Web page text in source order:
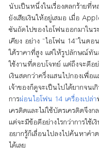
นับเป็นหนึ่งในเรื่องตลกร้ายที่
ยังเสียเงินให้อยู่เสมอ เมื่อ
ซันถัดไปของไอโฟนออกมาในร
เคียง อย่าง “ไอโฟน 14”ในตอ
ใต้ราคาที่สูง แต่ให้รูปลักษณ์ทั
ใช้งานที่ตอบโจทย์ แต่ถึงจะดีอย่
เงินสดกว่าครึ่งแสนไปกองเพื่อ
เจ้าของก็ดูจะเป็นไปได้ยากจนเ
การผ่อนไอโฟน 14 เครื่องเปล่า
เครดิตและไม่ใช้บัตรเครดิตจึง
แต่จะมีข้อดีอย่างไรกว่าการใช้
อยากรู้ก็เลื่อนไปลงไปค้นหาค
ได้เลย